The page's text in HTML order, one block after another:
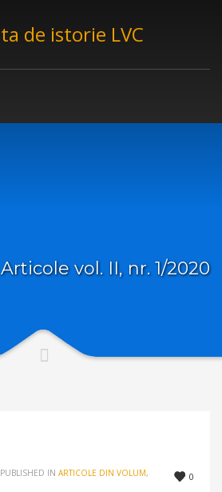
Articole vol. II, nr. 1/2020
0
PUBLISHED IN ARTICOLE DIN VOLUM,